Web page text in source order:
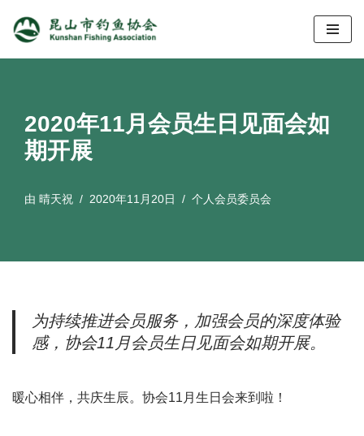
跳
2020年11月会员生日见面会如
期开展
由 晴天祝 2020年11月20日 个人会员委员会
为持续推进会员服务，加强会员的深度体验
感，协会11月会员生日见面会如期开展。
暖心相伴，共庆生辰。协会11月生日会来到啦！